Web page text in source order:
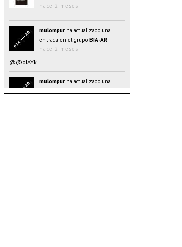
mulompurha actualizado una
entrada en el grupoBIA-AR
hace 2 meses
@@oJAYk
mulompurha actualizado una
entrada en el grupoBIA-AR